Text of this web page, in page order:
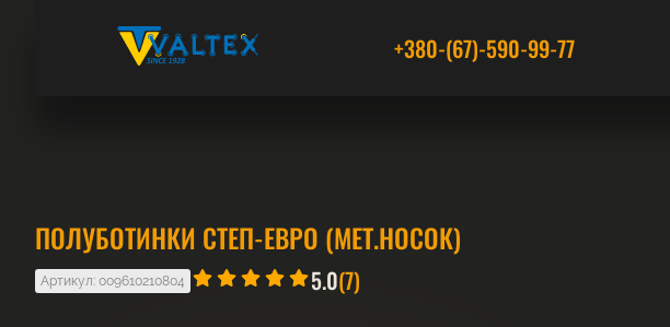
+380-(67)-590-99-77
ПОЛУБОТИНКИ СТЕП-ЕВРО (МЕТ.НОСОК)
Артикул: 009610210804 5.0(7)